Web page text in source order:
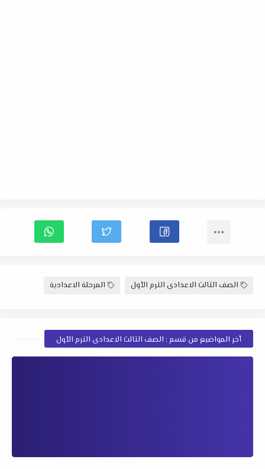
الصف الثالث الاعدادى الترم الأول المرحلة الاعدادية
أخر المواضيع من قسم : الصف الثالث الاعدادى الترم الأول